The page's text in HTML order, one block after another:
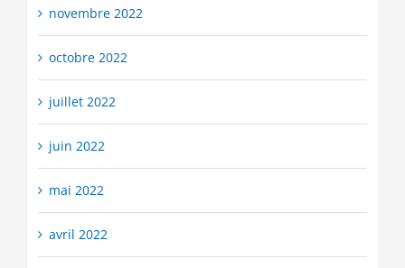
novembre 2022
octobre 2022
juillet 2022
juin 2022
mai 2022
avril 2022